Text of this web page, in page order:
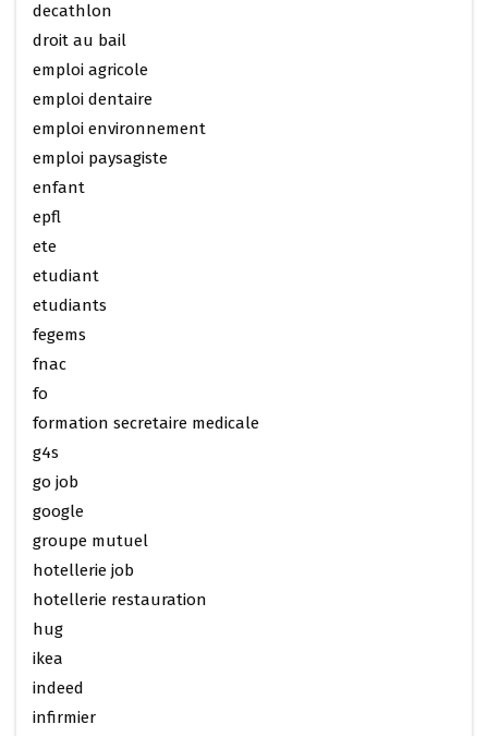
decathlon
droit au bail
emploi agricole
emploi dentaire
emploi environnement
emploi paysagiste
enfant
epfl
ete
etudiant
etudiants
fegems
fnac
fo
formation secretaire medicale
g4s
go job
google
groupe mutuel
hotellerie job
hotellerie restauration
hug
ikea
indeed
infirmier